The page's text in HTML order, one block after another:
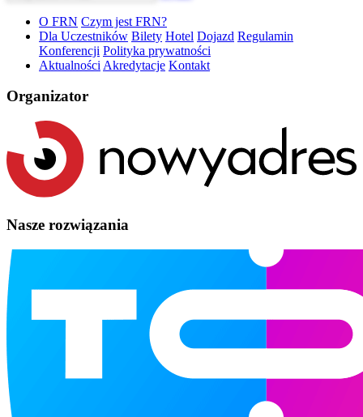
O FRN Czym jest FRN?
Dla Uczestników Bilety Hotel Dojazd Regulamin
Konferencji Polityka prywatności
Aktualności Akredytacje Kontakt
Organizator
Nasze rozwiązania